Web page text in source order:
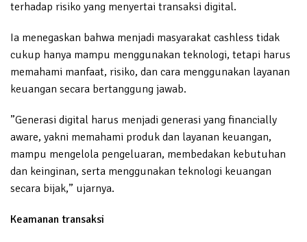
terhadap risiko yang menyertai transaksi digital.
Ia menegaskan bahwa menjadi masyarakat cashless tidak
cukup hanya mampu menggunakan teknologi, tetapi harus
memahami manfaat, risiko, dan cara menggunakan layanan
keuangan secara bertanggung jawab.
”Generasi digital harus menjadi generasi yang financially
aware, yakni memahami produk dan layanan keuangan,
mampu mengelola pengeluaran, membedakan kebutuhan
dan keinginan, serta menggunakan teknologi keuangan
secara bijak,” ujarnya.
Keamanan transaksi